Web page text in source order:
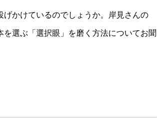
かけているのでしょうか。岸見さんの
を選ぶ「選択眼」を磨く方法についてお聞